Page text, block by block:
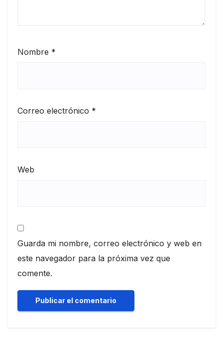
Nombre *
Correo electrónico *
Web
Guarda mi nombre, correo electrónico y web en
este navegador para la próxima vez que
comente.